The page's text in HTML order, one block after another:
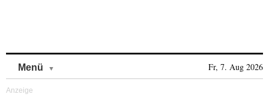
Menü Fr, 7. Aug 2026